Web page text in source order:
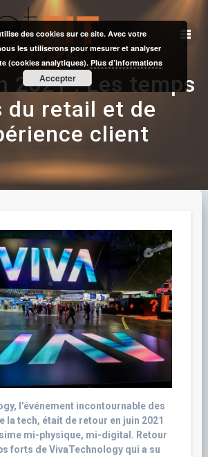
to
content
2021 : Les temps
retail et de
client
y, l’événement incontournable des
la tech, était de retour en juin 2021
mi-physique, mi-digital. Retour
forts de VivaTechnology qui a su
des cookies sur ce site. Avec votre
les utiliserons pour mesurer et analyser
(cookies analytiques).Plus d’informations
Accepter